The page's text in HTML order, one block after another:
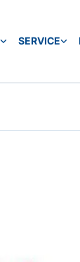
SERVICE